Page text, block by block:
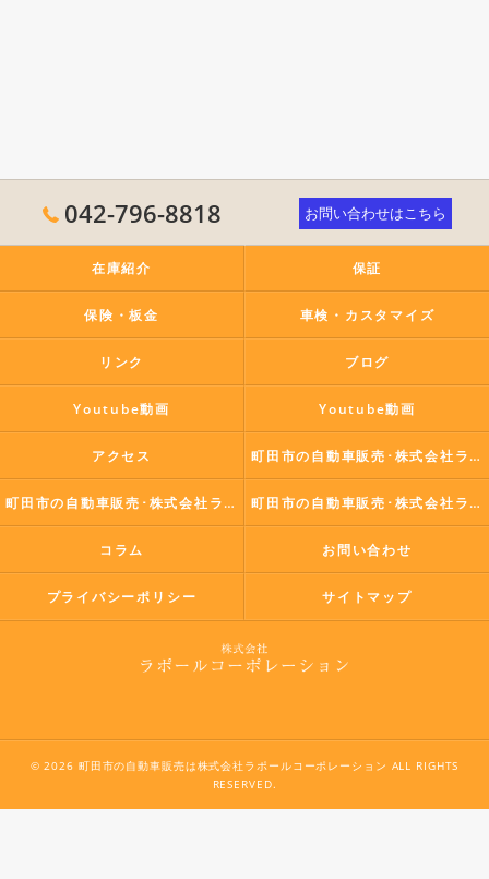
042-796-8818 お問い合わせはこちら
在庫紹介 保証
保険・板金 車検・カスタマイズ
リンク ブログ
Youtube動画 Youtube動画
アクセス 町田市の自動車販売･株式会社ラポールコーポレーションの口コミ情報
町田市の自動車販売･株式会社ラポールコーポレーションの評判 町田市の自動車販売･株式会社ラポールコーポレーションのお客様の声
コラム お問い合わせ
プライバシーポリシー サイトマップ
© 2026 町田市の自動車販売は株式会社ラポールコーポレーション ALL RIGHTS
RESERVED.